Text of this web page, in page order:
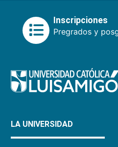
Inscripciones
Pregrados y
LA UNIVERSIDAD